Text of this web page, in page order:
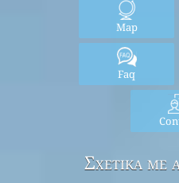
Map
Faq
Σχετικά με